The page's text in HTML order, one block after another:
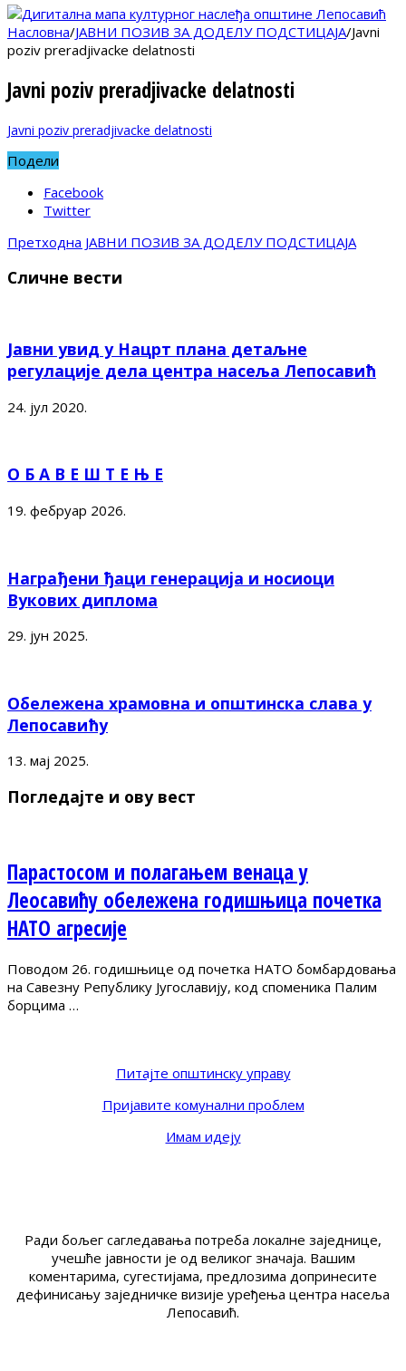
Насловна/JАВНИ ПОЗИВ ЗА ДОДЕЛУ ПОДСТИЦАЈА/Javni
poziv preradjivacke delatnosti
Javni poziv preradjivacke delatnosti
Javni poziv preradjivacke delatnosti
Подели
Facebook
Twitter
Претходна JАВНИ ПОЗИВ ЗА ДОДЕЛУ ПОДСТИЦАЈА
Сличне вести
Јавни увид у Нацрт плана детаљне
регулације дела центра насеља Лепосавић
24. јул 2020.
О Б А В Е Ш Т Е Њ Е
19. фебруар 2026.
Награђени ђаци генерација и носиоци
Вукових диплома
29. јун 2025.
Обележена храмовна и општинска слава у
Лепосавићу
13. мај 2025.
Погледајте и ову вест
Парастосом и полагањем венаца у
Леосавићу обележена годишњица почетка
НАТО агресије
Поводом 26. годишњице од почетка НАТО бомбардовања
на Савезну Републику Југославију, код споменика Палим
борцима …
Питајте општинску управу
Пријавите комунални проблем
Имам идеју
Ради бољег сагледавања потреба локалне заједнице,
учешће јавности је од великог значаја. Вашим
коментарима, сугестијама, предлозима допринесите
дефинисању заједничке визије уређења центра насеља
Лепосавић.